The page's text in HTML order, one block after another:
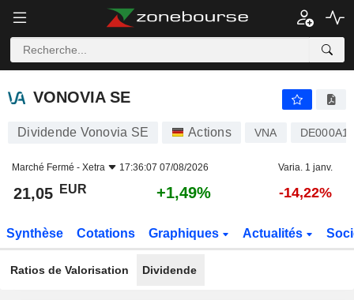
VONOVIA SE
VONOVIA SE
Dividende Vonovia SE Actions VNA
Marché Fermé - Xetra 17:36:07 07/08/2026 Varia. 1 janv.
21,05 EUR +1,49% -14,22%
Synthèse Cotations Graphiques Actualités
Ratios de Valorisation Dividende